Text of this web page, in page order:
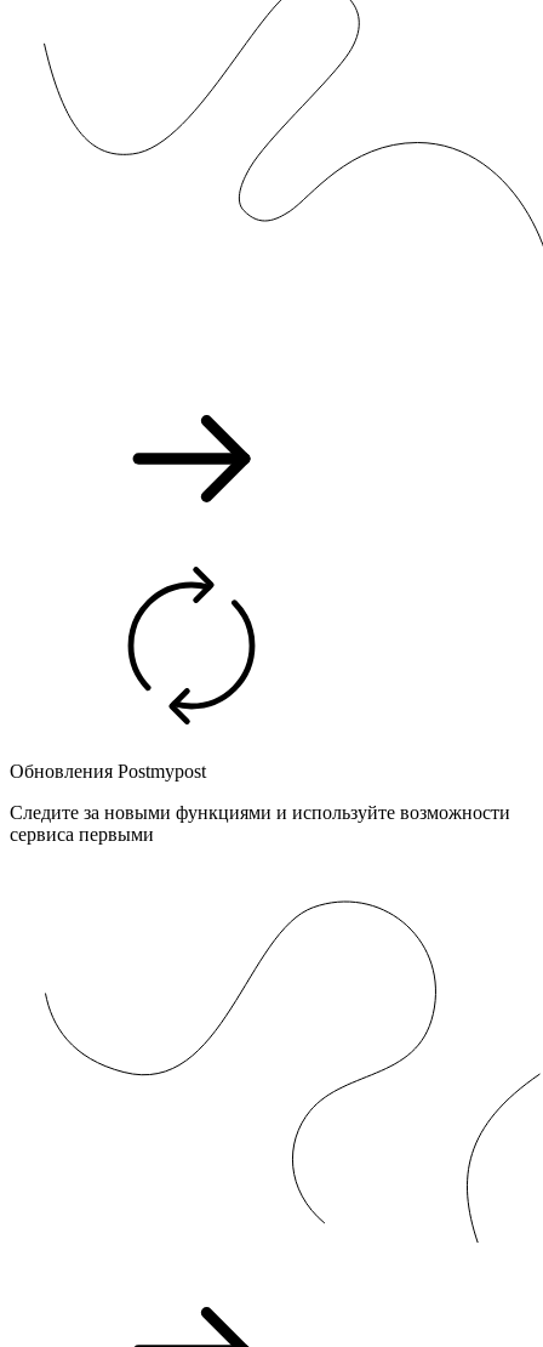
Обновления Postmypost
Следите за новыми функциями и используйте возможности
сервиса первыми